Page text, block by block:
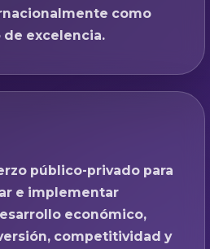
como
excelencia.
público-privado para
e implementar
económico,
competitividad y